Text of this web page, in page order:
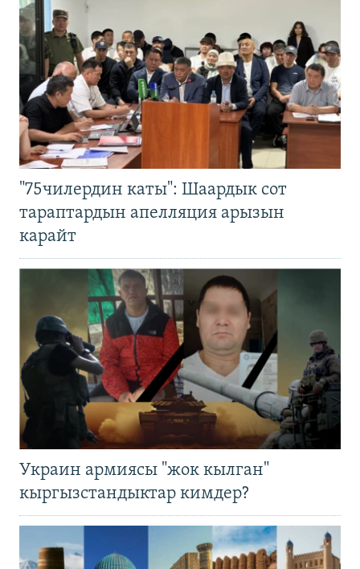
"75чилердин каты": Шаардык сот
тараптардын апелляция арызын
карайт
Украин армиясы "жок кылган"
кыргызстандыктар кимдер?